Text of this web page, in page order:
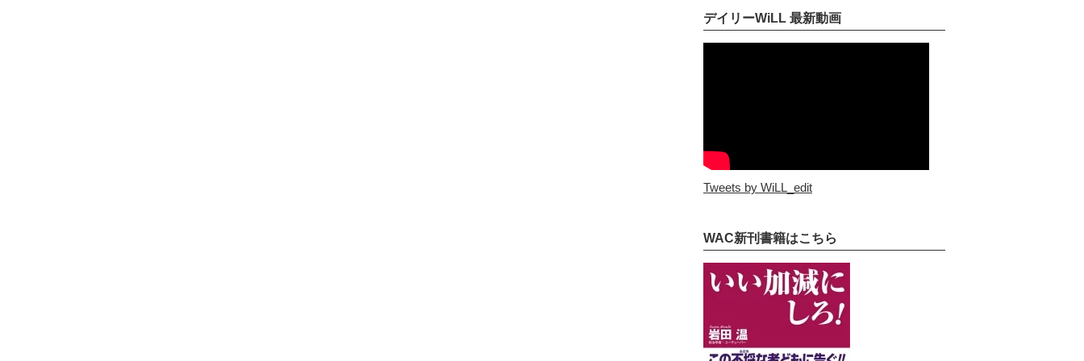
デイリーWiLL 最新動画
Tweets by WiLL_edit
WAC新刊書籍はこちら